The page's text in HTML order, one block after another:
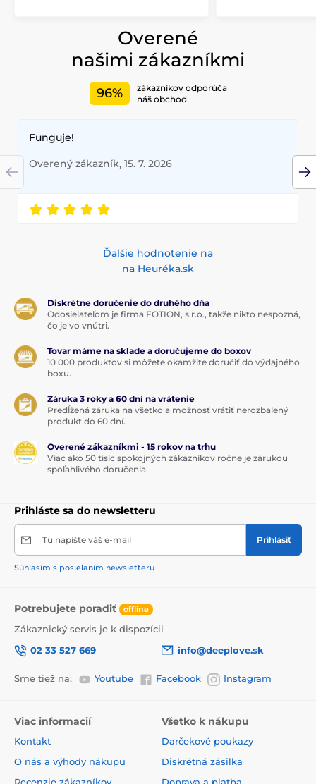
Overené
našimi zákazníkmi
96%
zákazníkov odporúča
náš obchod
Funguje!
Overený zákazník, 15. 7. 2026
Ďalšie hodnotenie na
na Heuréka.sk
Diskrétne doručenie do druhého dňa
Odosielateľom je firma FOTION, s.r.o., takže nikto nespozná,
čo je vo vnútri.
Tovar máme na sklade a doručujeme do boxov
10 000 produktov si môžete okamžite doručiť do výdajného
boxu.
Záruka 3 roky a 60 dní na vrátenie
Predĺžená záruka na všetko a možnosť vrátiť nerozbalený
produkt do 60 dní.
Overené zákazníkmi - 15 rokov na trhu
Viac ako 50 tisíc spokojných zákazníkov ročne je zárukou
spoľahlivého doručenia.
Prihláste sa do newsletteru
Tu napíšte váš e-mail Prihlásiť
Súhlasím s posielaním newsletteru
Potrebujete poradiť offline
Zákaznický servis je k dispozícii
02 33 527 669
info@deeplove.sk
Sme tiež na: Youtube Facebook Instagram
Viac informacií
Kontakt
O nás a výhody nákupu
Recenzie zákazníkov
Všetko k nákupu
Darčekové poukazy
Diskrétná zásilka
Doprava a platba